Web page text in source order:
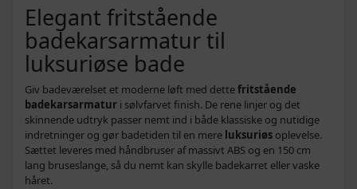
Elegant fritstående
badekarsarmatur til
luksuriøse bade
Giv badeværelset et moderne løft med dettefritstående
badekarsarmatur i sølvfarvet finish. De rene linjer og det
skinnende udtryk passer nemt ind i både klassiske og nutidige
indretninger og gør badetiden til en mere luksuriøs oplevelse.
Sættet leveres med håndbruser af massivt ABS og en 150 cm
lang bruseslange, så du nemt kan skylle badekarret eller vaske
håret.